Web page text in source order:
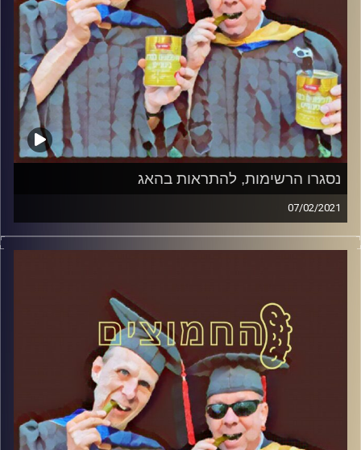
קרדיט תמונות:AudioVersity
נסגרו הרשימות, להתראות בהאג
07/02/2021
החמוצים – בפעם הרביעית
והפעם:נסגרו הרשימות, להתראות בהאג
קרדיט תמונות:AudioVersity